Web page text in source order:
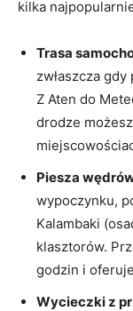
kilka
Trasa
zwłaszcza
Z Aten do
drodze
Piesza
wypoczynku,
Kalambaki
klasztorów.
godzin i
Wycieczki z